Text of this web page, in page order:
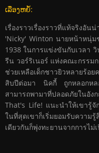
ເລື່ອງຫຍໍ້:
เรื่องราวเรื่องราวที่แท้จริงอั
'Nicky' Winton นายหน้าหนุ่
1938 ในการแข่งขันกับเวลา
รีน วอร์ริเนอร์ แห่งคณะกรรม
ช่วยเหลือเด็กชาวยิวหลายร้
สิบปีต่อมา นิคกี้ ถูกหลอกหล
สามารถพามาที่ปลอดภัยในอั
That's Life! แนะนำให้เขารู้จั
ในที่สุดเขาก็เริ่มยอมรับควา
เดียวกันก็พุ่งทะยานจากการไ